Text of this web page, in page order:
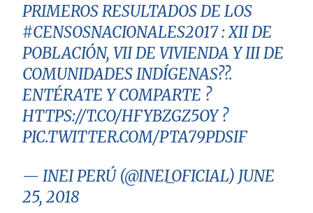
PRIMEROS RESULTADOS DE LOS
#CENSOSNACIONALES2017: XII DE
POBLACIÓN, VII DE VIVIENDA Y III DE
COMUNIDADES INDÍGENAS??.
ENTÉRATE Y COMPARTE ?
HTTPS://T.CO/HFYBZGZ5OY?
PIC.TWITTER.COM/PTA79PDSIF
— INEI PERÚ (@INEI_OFICIAL) JUNE
25, 2018